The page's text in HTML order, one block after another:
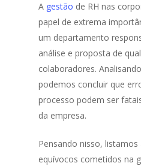
A gestão de RH nas
papel de extrema
um departamento
análise e proposta de
colaboradores.
podemos concluir que
processo podem ser
da empresa.
Pensando nisso, listamos
equívocos cometidos na